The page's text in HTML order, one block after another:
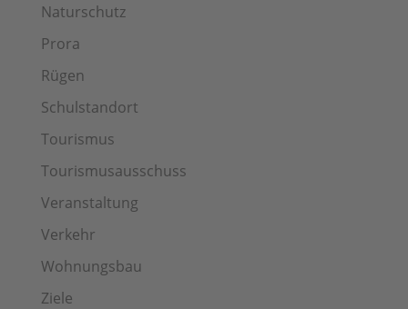
Naturschutz
Prora
Rügen
Schulstandort
Tourismus
Tourismusausschuss
Veranstaltung
Verkehr
Wohnungsbau
Ziele